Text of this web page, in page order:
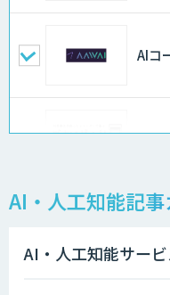
AIコ
ログ
AI・人工知能記
AI・人工知能サービ